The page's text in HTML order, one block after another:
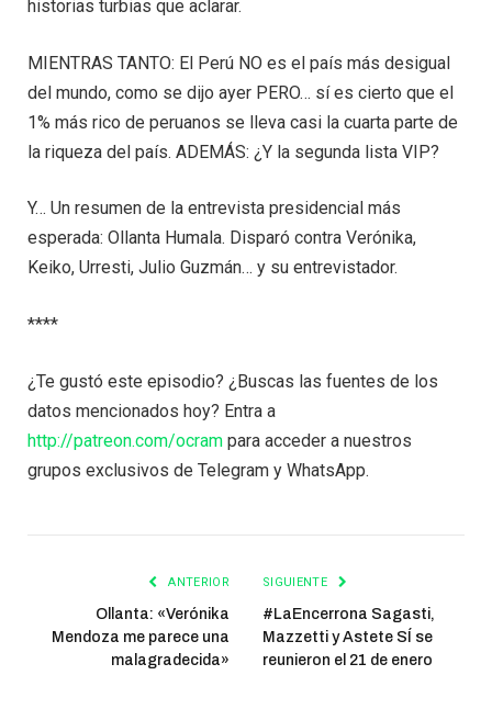
historias turbias que aclarar.
MIENTRAS TANTO: El Perú NO es el país más desigual
del mundo, como se dijo ayer PERO… sí es cierto que el
1% más rico de peruanos se lleva casi la cuarta parte de
la riqueza del país. ADEMÁS: ¿Y la segunda lista VIP?
Y… Un resumen de la entrevista presidencial más
esperada: Ollanta Humala. Disparó contra Verónika,
Keiko, Urresti, Julio Guzmán… y su entrevistador.
****
¿Te gustó este episodio? ¿Buscas las fuentes de los
datos mencionados hoy? Entra a
http://patreon.com/ocram para acceder a nuestros
grupos exclusivos de Telegram y WhatsApp.
ANTERIOR
Ollanta: «Verónika
Mendoza me parece una
malagradecida»
SIGUIENTE
#LaEncerrona Sagasti,
Mazzetti y Astete SÍ se
reunieron el 21 de enero